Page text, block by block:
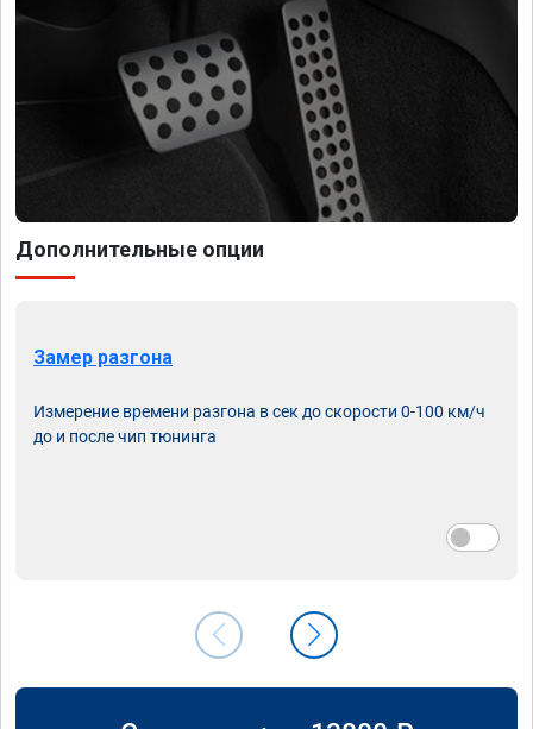
Дополнительные опции
Замер разгона
Измерение времени разгона в сек до скорости 0-100 км/ч
до и после чип тюнинга